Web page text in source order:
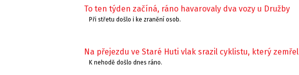
To ten týden začíná, ráno havarovaly dva vozy u Družby
Při střetu došlo i ke zranění osob.
Na přejezdu ve Staré Huti vlak srazil cyklistu, který zemřel
K nehodě došlo dnes ráno.